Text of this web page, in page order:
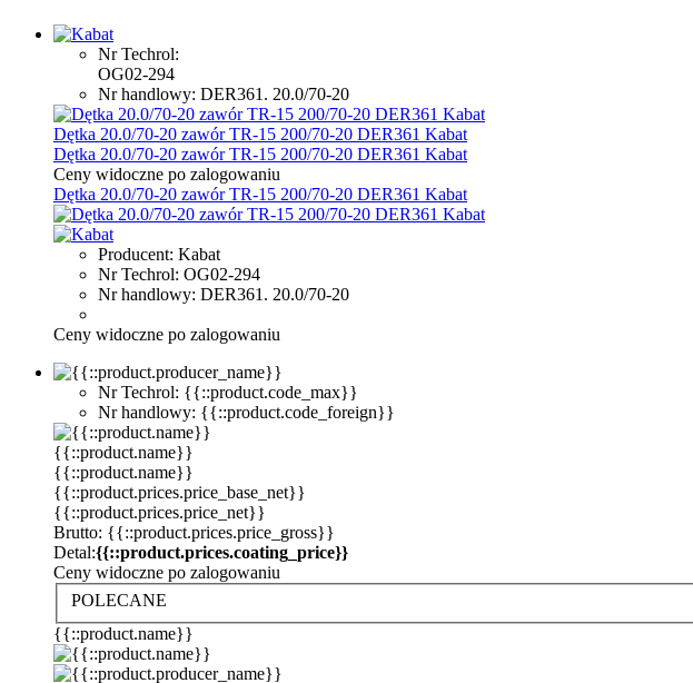
Nr Techrol:
OG02-294
Nr handlowy: DER361. 20.0/70-20
Dętka 20.0/70-20 zawór TR-15 200/70-20 DER361 Kabat
Dętka 20.0/70-20 zawór TR-15 200/70-20 DER361 Kabat
Ceny widoczne po zalogowaniu
Dętka 20.0/70-20 zawór TR-15 200/70-20 DER361 Kabat
Producent: Kabat
Nr Techrol: OG02-294
Nr handlowy: DER361. 20.0/70-20
Ceny widoczne po zalogowaniu
Nr Techrol: {{::product.code_max}}
Nr handlowy: {{::product.code_foreign}}
{{::product.name}}
{{::product.name}}
{{::product.prices.price_base_net}}
{{::product.prices.price_net}}
Brutto: {{::product.prices.price_gross}}
Detal:{{::product.prices.coating_price}}
Ceny widoczne po zalogowaniu
POLECANE
{{::product.name}}